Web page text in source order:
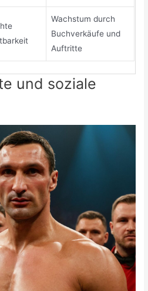
Wachstum durch
Buchverkäufe und
Auftritte
und soziale